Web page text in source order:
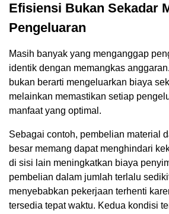
Efisiensi Bukan Sekadar
Pengeluaran
Masih banyak yang menganggap
identik dengan memangkas
bukan berarti mengeluarkan biaya
melainkan memastikan setiap
manfaat yang optimal.
Sebagai contoh, pembelian material
besar memang dapat menghindari
di sisi lain meningkatkan biaya
pembelian dalam jumlah terlalu
menyebabkan pekerjaan terhenti
tersedia tepat waktu. Kedua kondisi